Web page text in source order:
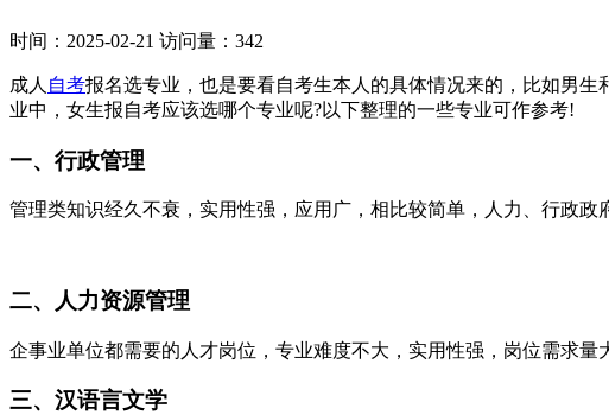
时间：2025-02-21 访问量：342
成人 自考报名选专业，也是要看自考生本人的具体情况来的，比如男
业中，女生报自考应该选哪个专业呢?以下整理的一些专业可作参考!
一、行政管理
管理类知识经久不衰，实用性强，应用广，相比较简单，人力、行政
二、人力资源管理
企事业单位都需要的人才岗位，专业难度不大，实用性强，岗位需求
三、汉语言文学